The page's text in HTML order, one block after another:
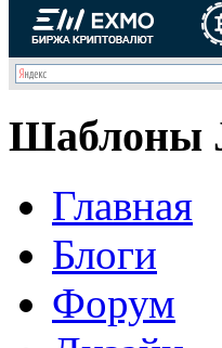
Шаблоны
Главная
Блоги
Форум